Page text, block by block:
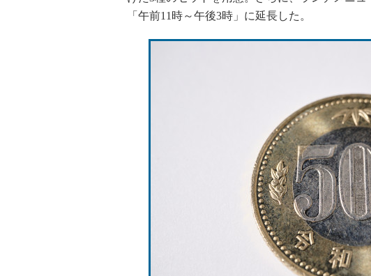
「午前11時～午後3時」に延長した。